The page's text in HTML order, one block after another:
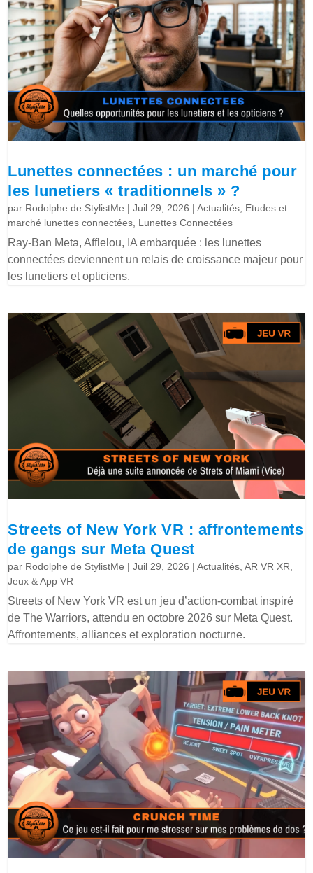
Lunettes connectées : un marché pour
les lunetiers « traditionnels » ?
par Rodolphe de StylistMe |Juil 29, 2026 |Actualités Etudes et
marché lunettes connectées Lunettes Connectées
Ray-Ban Meta, Afflelou, IA embarquée : les lunettes
connectées deviennent un relais de croissance majeur pour
les lunetiers et opticiens.
Streets of New York VR : affrontements
de gangs sur Meta Quest
par Rodolphe de StylistMe |Juil 29, 2026 |Actualités ,AR VR XR
Jeux & App VR
Streets of New York VR est un jeu d’action-combat inspiré
de The Warriors, attendu en octobre 2026 sur Meta Quest.
Affrontements, alliances et exploration nocturne.